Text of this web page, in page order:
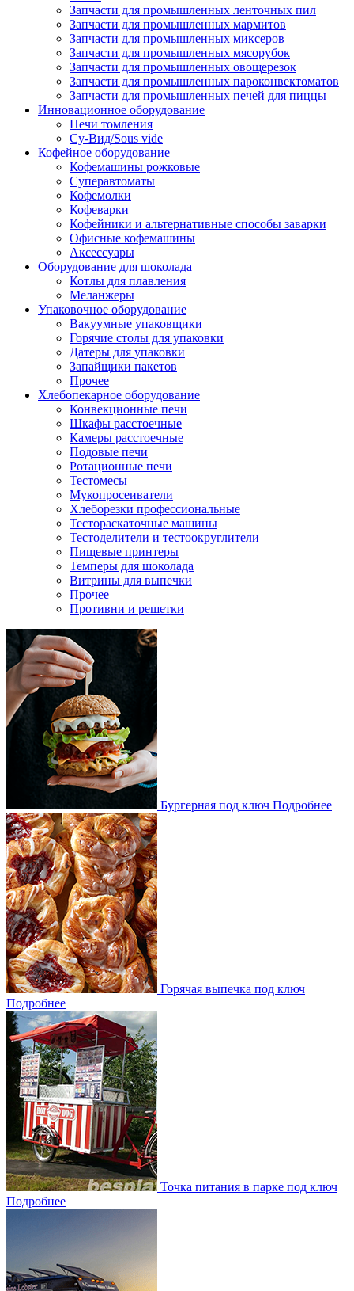
Запчасти для промышленных ленточных пил
Запчасти для промышленных мармитов
Запчасти для промышленных миксеров
Запчасти для промышленных мясорубок
Запчасти для промышленных овощерезок
Запчасти для промышленных пароконвектоматов
Запчасти для промышленных печей для пиццы
Инновационное оборудование
Печи томления
Су-Вид/Sous vide
Кофейное оборудование
Кофемашины рожковые
Суперавтоматы
Кофемолки
Кофеварки
Кофейники и альтернативные способы заварки
Офисные кофемашины
Аксессуары
Оборудование для шоколада
Котлы для плавления
Меланжеры
Упаковочное оборудование
Вакуумные упаковщики
Горячие столы для упаковки
Датеры для упаковки
Запайщики пакетов
Прочее
Хлебопекарное оборудование
Конвекционные печи
Шкафы расстоечные
Камеры расстоечные
Подовые печи
Ротационные печи
Тестомесы
Мукопросеиватели
Хлеборезки профессиональные
Тестораскаточные машины
Тестоделители и тестоокруглители
Пищевые принтеры
Темперы для шоколада
Витрины для выпечки
Прочее
Противни и решетки
Бургерная под ключ Подробнее
Горячая выпечка под ключ
Подробнее
Точка питания в парке под ключ
Подробнее